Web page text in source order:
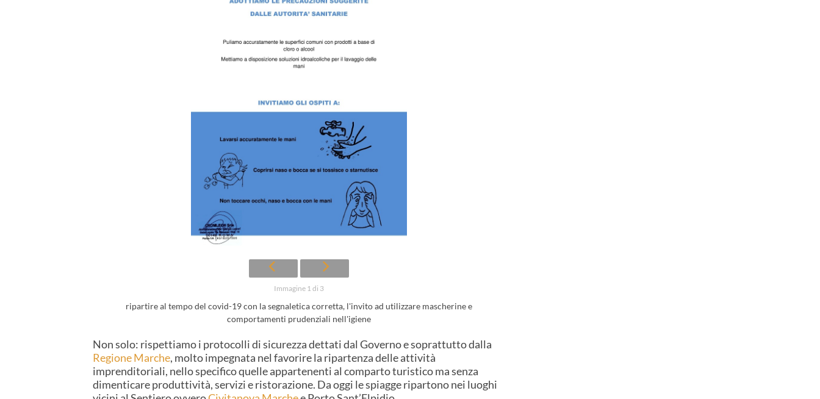
Immagine 1 di 3
ripartire al tempo del covid-19 con la segnaletica corretta, l'invito ad utilizzare mascherine e
comportamenti prudenziali nell'igiene
Non solo: rispettiamo i protocolli di sicurezza dettati dal Governo e soprattutto dalla
Regione Marche, molto impegnata nel favorire la ripartenza delle attività
imprenditoriali, nello specifico quelle appartenenti al comparto turistico ma senza
dimenticare produttività, servizi e ristorazione. Da oggi le spiagge ripartono nei luoghi